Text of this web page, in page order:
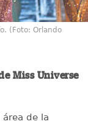
(Foto: Orlando
Miss Universe
de la